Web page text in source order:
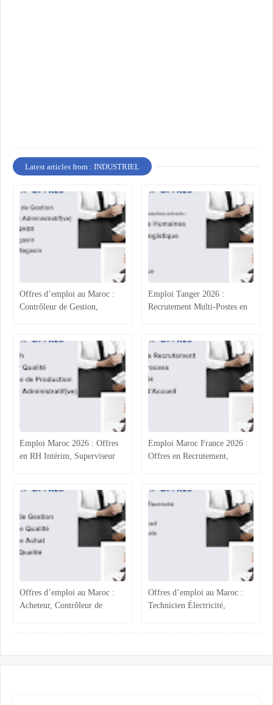
Latest articles from : INDUSTRIEL
Offres d’emploi au Maroc :
Contrôleur de Gestion,
Emploi Tanger 2026 :
Recrutement Multi-Postes en
Emploi Maroc 2026 : Offres
en RH Intérim, Superviseur
Administratif
Emploi Maroc France 2026 :
Offres en Recrutement,
Offres d’emploi au Maroc :
Acheteur, Contrôleur de
Offres d’emploi au Maroc :
Technicien Électricité,